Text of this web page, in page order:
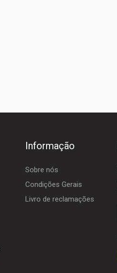
Informação
Sobre nós
Condições Gerais
Livro de reclamações